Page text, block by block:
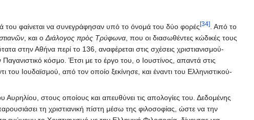
φαίνεται να συνεγράφησαν υπό το όνομά του δύο φορές[34]
. Από το
, και ο Διάλογος πρὸς Τρύφωνα , που οι διασωθέντες κώδικές τους
στην Αθήνα περί το 136, αναφέρεται στις σχέσεις χριστιανισμού-
κόσμο. Έτσι με το έργο του, ο Ιουστίνος, απαντά στις
Ιουδαϊσμού, από τον οποίο ξεκίνησε, και έναντι του Ελληνιστικού-
στους οποίους και απευθύνει τις απολογίες του. Δεδομένης
τη χριστιανική πίστη μέσω της φιλοσοφίας, ώστε να την